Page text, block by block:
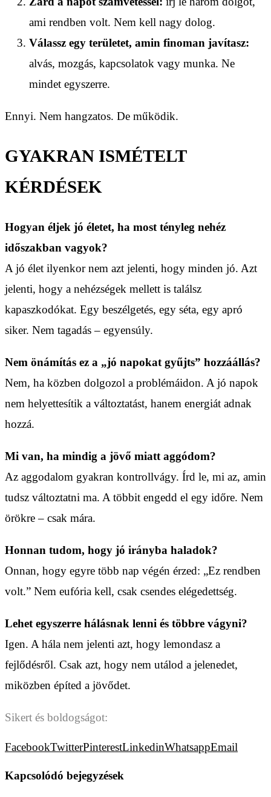
ami rendben volt. Nem kell nagy dolog.
Válassz egy területet, amin finoman javítasz:
alvás, mozgás, kapcsolatok vagy munka. Ne
mindet egyszerre.
Ennyi. Nem hangzatos. De működik.
GYAKRAN ISMÉTELT
KÉRDÉSEK
Hogyan éljek jó életet, ha most tényleg nehéz
időszakban vagyok?
A jó élet ilyenkor nem azt jelenti, hogy minden jó. Azt
jelenti, hogy a nehézségek mellett is találsz
kapaszkodókat. Egy beszélgetés, egy séta, egy apró
siker. Nem tagadás – egyensúly.
Nem önámítás ez a „jó napokat gyűjts” hozzáállás?
Nem, ha közben dolgozol a problémáidon. A jó napok
nem helyettesítik a változtatást, hanem energiát adnak
hozzá.
Mi van, ha mindig a jövő miatt aggódom?
Az aggodalom gyakran kontrollvágy. Írd le, mi az, amin
tudsz változtatni ma. A többit engedd el egy időre. Nem
örökre – csak mára.
Honnan tudom, hogy jó irányba haladok?
Onnan, hogy egyre több nap végén érzed: „Ez rendben
volt.” Nem eufória kell, csak csendes elégedettség.
Lehet egyszerre hálásnak lenni és többre vágyni?
Igen. A hála nem jelenti azt, hogy lemondasz a
fejlődésről. Csak azt, hogy nem utálod a jelenedet,
miközben építed a jövődet.
Sikert és boldogságot:
FacebookTwitterPinterestLinkedinWhatsappEmail
Kapcsolódó bejegyzések